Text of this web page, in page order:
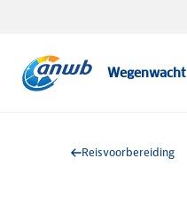
Wegenwacht
Reisvoorbereiding